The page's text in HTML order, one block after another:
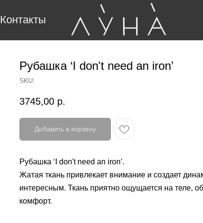
Контакты
Рубашка ‘I don't need an iron’
SKU:
3745,00 р.
Добавить в корзину
Рубашка ‘I don't need an iron’.
Жатая ткань привлекает внимание и создает
интересным. Ткань приятно ощущается на теле,
комфорт.